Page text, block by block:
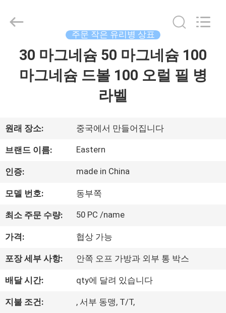
우
리
에
여
공
장
2017
Industry
주문 작은 유리병 상표
30 마그네슘 50 마그네슘 100
마그네슘 드볼 100 오럴 필 병
라벨
원래 장소: 중국에서 만들어집니다
브랜드 이름: Eastern
인증: made in China
모델 번호: 동부쪽
최소 주문 수량: 50 PC /name
가격: 협상 가능
포장 세부 사항: 안쪽 오프 가방과 외부 통 박스
배달 시간: qty에 달려 있습니다
지불 조건: , 서부 동맹, T/T,